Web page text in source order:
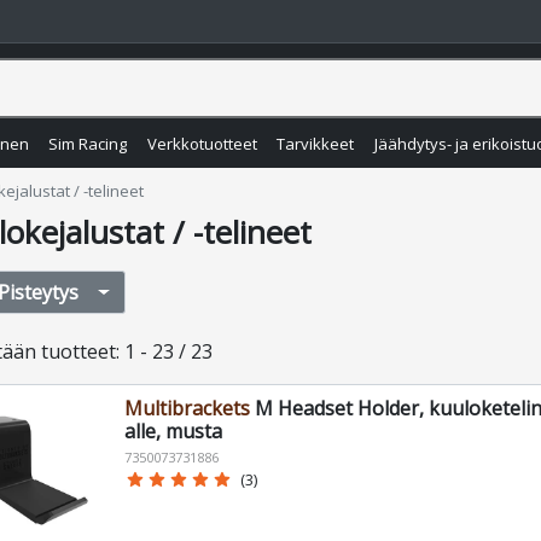
Sim Racing Verkkotuotteet Tarvikkeet Jäähdytys- ja
/ -telineet
/ -telineet
Pisteytys
tuotteet: 1 - 23 / 23
MultibracketsM Headset Holder,
alle, musta
7350073731886
star star star star star (3)